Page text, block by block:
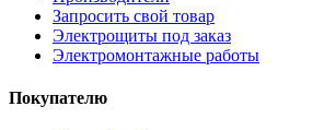
Запросить свой товар
Электрощиты под заказ
Электромонтажные работы
Покупателю